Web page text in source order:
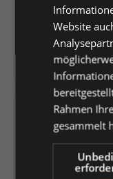
Hersteller:
Herstellernummer:
Versandfertig in
21,77 €*
Website
Rahmen
gesammelt